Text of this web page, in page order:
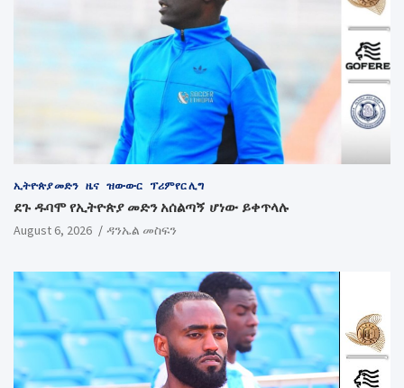
ኢትዮጵያ መድን ዜና ዝውውር ፕሪምየር ሊግ
ደጉ ዱባሞ የኢትዮጵያ መድን አሰልጣኝ ሆነው ይቀጥላሉ
August 6, 2026 ዳንኤል መስፍን